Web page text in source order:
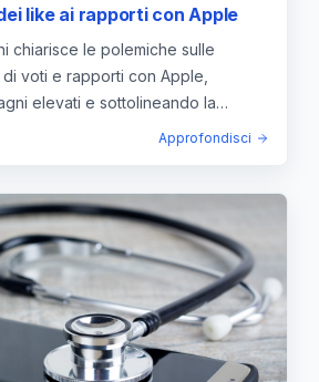
like ai rapporti con Apple
chiarisce le polemiche sulle
voti e rapporti con Apple,
elevati e sottolineando la
Approfondisci